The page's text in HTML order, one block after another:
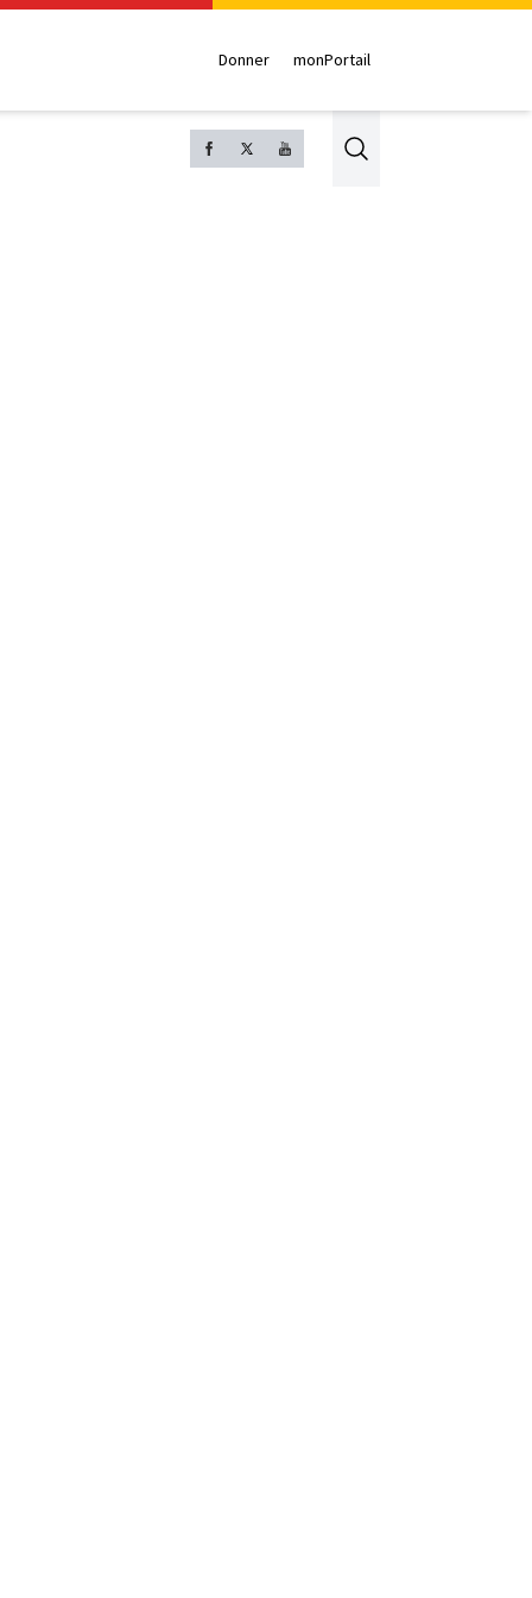
Donner monPortail
Search